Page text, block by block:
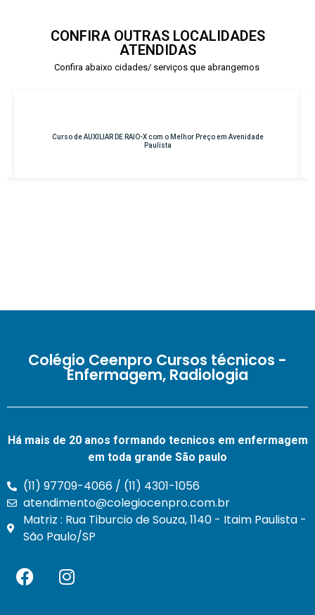
CONFIRA OUTRAS LOCALIDADES
ATENDIDAS
Confira abaixo cidades/ serviços que abrangemos
Curso de INSTRUMENTAÇÃO CIRÚRGICA com o Melhor Preço em
Osasco – Centro
Colégio Ceenpro Cursos técnicos -
Enfermagem, Radiologia
Há mais de 20 anos formando tecnicos em enfermagem
em toda grande São paulo
(11) 97709-4066 / (11) 4301-1056
atendimento@colegiocenpro.com.br
Matriz : Rua Tiburcio de Souza, 1140 - Itaim Paulista -
São Paulo/SP